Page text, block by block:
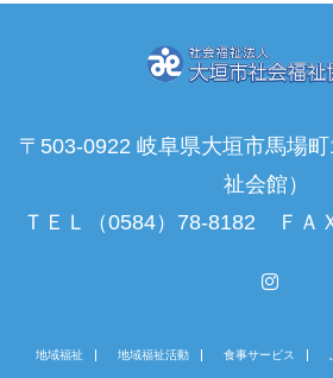
〒503-0922 岐阜県大垣市馬場
祉会館）
ＴＥＬ（0584）78-8182 ＦＡ
地域福祉 地域福祉活動 食事サービス